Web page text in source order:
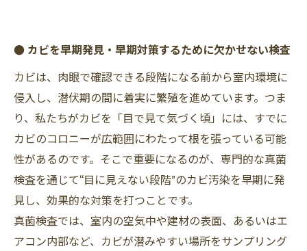
● カビを早期発見・早期対策するために欠かせない検査
カビは、肉眼で確認できる段階になる前から室内環境に
侵入し、潜伏期の間に着実に繁殖を進めています。つま
り、私たちがカビを「目で見て気づく頃」には、すでに
カビのコロニーが広範囲にわたって根を張っている可能
性があるのです。そこで重要になるのが、専門的な真菌
検査を通じて“目に見えない段階”のカビ汚染を早期に発
見し、効果的な対策を打つことです。
真菌検査では、室内の空気中や建材の表面、あるいはエ
アコン内部など、カビが潜みやすい場所をサンプリング